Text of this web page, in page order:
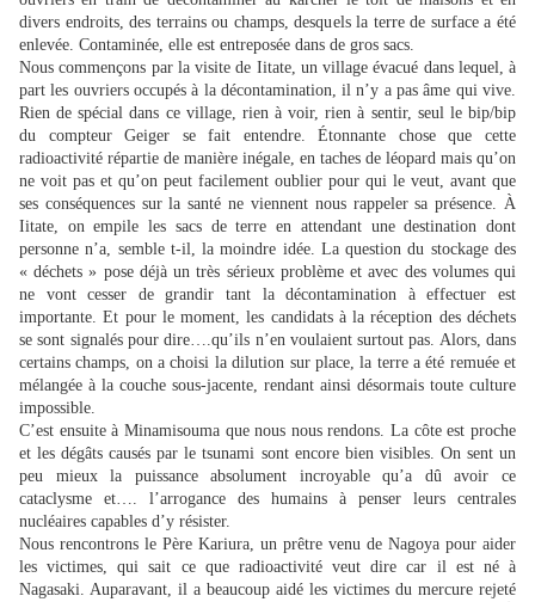
divers endroits, des terrains ou champs, desquels la terre de surface a été
enlevée. Contaminée, elle est entreposée dans de gros sacs.
Nous commençons par la visite de Iitate, un village évacué dans lequel, à
part les ouvriers occupés à la décontamination, il n’y a pas âme qui vive.
Rien de spécial dans ce village, rien à voir, rien à sentir, seul le bip/bip
du compteur Geiger se fait entendre. Étonnante chose que cette
radioactivité répartie de manière inégale, en taches de léopard mais qu’on
ne voit pas et qu’on peut facilement oublier pour qui le veut, avant que
ses conséquences sur la santé ne viennent nous rappeler sa présence. À
Iitate, on empile les sacs de terre en attendant une destination dont
personne n’a, semble t-il, la moindre idée. La question du stockage des
« déchets » pose déjà un très sérieux problème et avec des volumes qui
ne vont cesser de grandir tant la décontamination à effectuer est
importante. Et pour le moment, les candidats à la réception des déchets
se sont signalés pour dire….qu’ils n’en voulaient surtout pas. Alors, dans
certains champs, on a choisi la dilution sur place, la terre a été remuée et
mélangée à la couche sous-jacente, rendant ainsi désormais toute culture
impossible.
C’est ensuite à Minamisouma que nous nous rendons. La côte est proche
et les dégâts causés par le tsunami sont encore bien visibles. On sent un
peu mieux la puissance absolument incroyable qu’a dû avoir ce
cataclysme et…. l’arrogance des humains à penser leurs centrales
nucléaires capables d’y résister.
Nous rencontrons le Père Kariura, un prêtre venu de Nagoya pour aider
les victimes, qui sait ce que radioactivité veut dire car il est né à
Nagasaki. Auparavant, il a beaucoup aidé les victimes du mercure rejeté